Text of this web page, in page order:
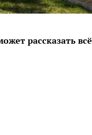
рассказать